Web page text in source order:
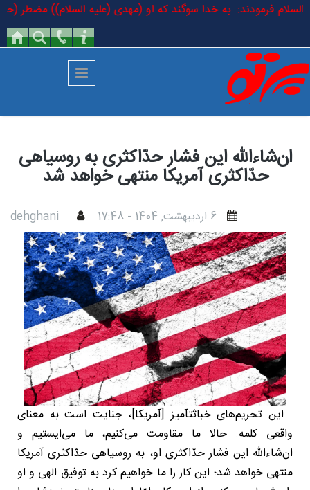
رفتن به محتوای اصلی
السلام فرمودند: به خدا سوگند که او (مهدی (علیه السلام)) مضطر
ان‌شاءالله این فشار حدّاکثری به روسیاهی
حدّاکثری آمریکا منتهی خواهد شد
6 ارديبهشت, 1404 - 17:48 dehghani
این تحریم‌های خباثتآمیز [آمریکا]، جنایت است به معنای
واقعی کلمه. حالا ما مقاومت می‌کنیم، ما می‌ایستیم و
ان‌شاءالله این فشار حدّاکثری او، به روسیاهی حدّاکثری آمریکا
منتهی خواهد شد؛ این کار را ما خواهیم کرد به توفیق الهی و او